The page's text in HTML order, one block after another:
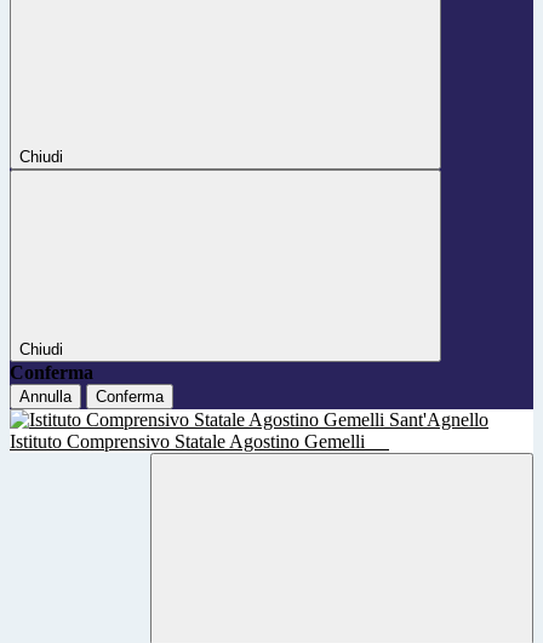
Chiudi
Chiudi
Conferma
Annulla Conferma
Istituto Comprensivo Statale Agostino Gemelli